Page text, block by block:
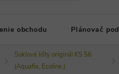
obchodu Plánovač
Soklové lišty originál KS 56
(Aquafix, Ecoline,)